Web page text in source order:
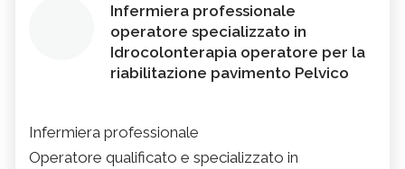
Infermiera professionale
operatore specializzato in
Idrocolonterapia operatore per la
riabilitazione pavimento Pelvico
Infermiera professionale
Operatore qualificato e specializzato in